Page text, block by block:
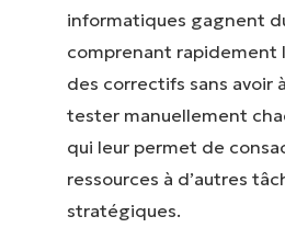
informatiques gagnent
comprenant rapidement
des correctifs sans avoir
tester manuellement
qui leur permet de
ressources à d’autres
stratégiques.